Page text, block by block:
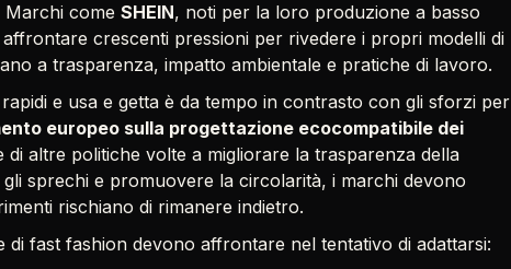
come SHEIN, noti per la loro produzione a basso
crescenti pressioni per rivedere i propri modelli di
a trasparenza, impatto ambientale e pratiche di lavoro.
e usa e getta è da tempo in contrasto con gli sforzi per
europeo sulla progettazione ecocompatibile dei
di altre politiche volte a migliorare la trasparenza della
sprechi e promuovere la circolarità, i marchi devono
rischiano di rimanere indietro.
di fast fashion devono affrontare nel tentativo di adattarsi: